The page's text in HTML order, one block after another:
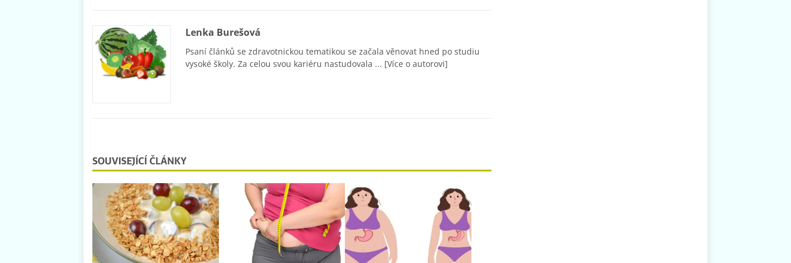
Lenka Burešová
Psaní článků se zdravotnickou tematikou se začala věnovat hned po studiu
vysoké školy. Za celou svou kariéru nastudovala ... [Více o autorovi]
SOUVISEJÍCÍ ČLÁNKY